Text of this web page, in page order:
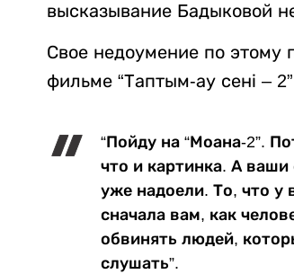
высказывание Бадыковой
Свое недоумение по этому
фильме “Таптым-ау сені –
“Пойду на “Моана-2”.
что и картинка. А
уже надоели. То, что у
сначала вам, как
обвинять людей,
слушать”.